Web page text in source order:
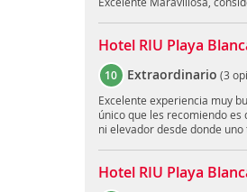
Hotel RIU Playa
10 Extraordinario (3
Excelente experiencia muy
único que les recomiendo es
ni elevador desde donde
Hotel RIU Playa